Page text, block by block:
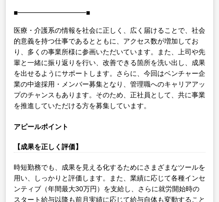
■━━━━━━━━━━■
医療・介護系の情報を社会に正しく、広く届けることで、社会
的意義を持つ仕事であるとともに、アクセス数が増加してお
り、多くの事業所様に参画いただいています。また、上司や先
輩と一緒に振り返りを行い、改善できる箇所を洗い出し、成果
を出せるようにサポートします。さらに、今回はベンチャー企
業の中途採用・メンバー募集となり、管理職へのキャリアアッ
プのチャンスもあります。そのため、正社員として、共に事業
を推進していただける方を募集しています。
アピールポイント
【成果を正しく評価】
時短勤務でも、成果を見える化するためにさまざまなツールを
用い、しっかりと評価します。また、業績に応じて各種インセ
ンティブ（年間最大30万円）を支給し、さらに就労開始時の
スタート給与以降も前月実績に応じて給与自体も変動すること